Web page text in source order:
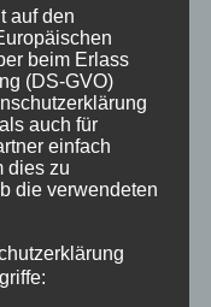
lässt,
Allgemein
erleben…
orange, gelbe
und auch
Dazu
auf den
beim Erlass
(DS-GVO)
auch für
einfach
dies zu
die verwendeten